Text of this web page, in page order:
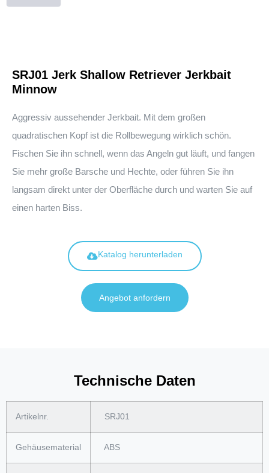
SRJ01 Jerk Shallow Retriever Jerkbait
Minnow
Aggressiv aussehender Jerkbait. Mit dem großen
quadratischen Kopf ist die Rollbewegung wirklich schön.
Fischen Sie ihn schnell, wenn das Angeln gut läuft, und fangen
Sie mehr große Barsche und Hechte, oder führen Sie ihn
langsam direkt unter der Oberfläche durch und warten Sie auf
einen harten Biss.
Katalog herunterladen
Angebot anfordern
Technische Daten
Artikelnr. SRJ01
Gehäusematerial ABS